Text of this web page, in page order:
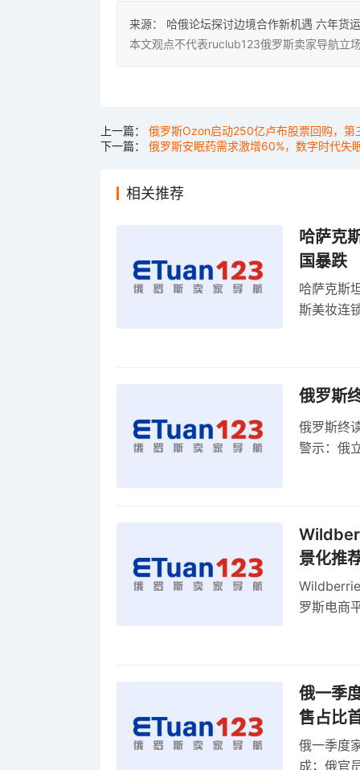
来源：
哈俄论坛探讨边境合作新机遇 六年货
本文观点不代表ruclub123俄罗斯卖家导航立
上一篇： 俄罗斯Ozon启动250亿卢布股票回购，第
下一篇： 俄罗斯安眠药需求激增60%，数字时代失
相关推荐
哈萨克
国暴跌
哈萨克斯
斯美妆连
俄罗斯
俄罗斯终
警示：俄
景化推
罗斯电商
俄一季
售占比
俄一季度
成；俄官